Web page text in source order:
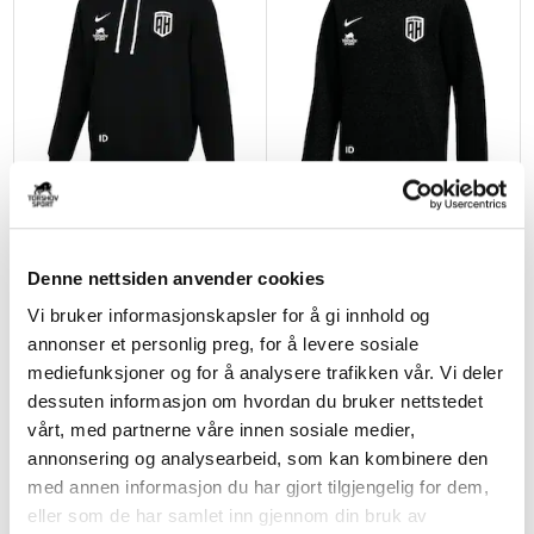
Denne nettsiden anvender cookies
Vi bruker informasjonskapsler for å gi innhold og
annonser et personlig preg, for å levere sosiale
mediefunksjoner og for å analysere trafikken vår. Vi deler
dessuten informasjon om hvordan du bruker nettstedet
vårt, med partnerne våre innen sosiale medier,
annonsering og analysearbeid, som kan kombinere den
med annen informasjon du har gjort tilgjengelig for dem,
eller som de har samlet inn gjennom din bruk av
DAME BARN